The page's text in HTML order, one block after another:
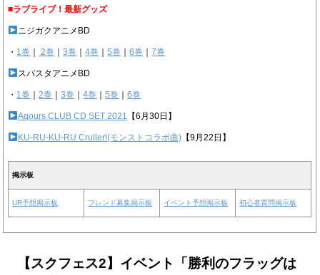
■ラブライブ！最新グッズ
ニジガクアニメBD
・ 1巻 2巻 ｜3巻 ｜4巻 ｜5巻 ｜6巻 ｜7巻
スパスタアニメBD
・ 1巻 ｜2巻 ｜3巻 ｜4巻 ｜5巻 ｜6巻
Aqours CLUB CD SET 2021 【6月30日】
KU-RU-KU-RU Cruller!(モンストコラボ曲) 【9月22日】
掲示板
UR予想掲示板 フレンド募集掲示板 イベント予想掲示板 初心者質問掲示板
【スクフェス2】イベント「勝利のフラッグは